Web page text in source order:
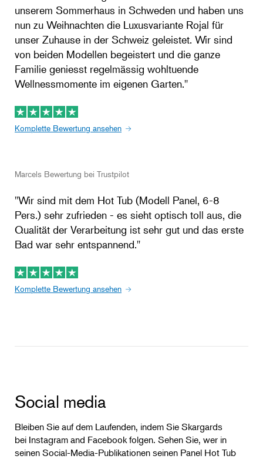
unserem Sommerhaus in Schweden und haben uns
nun zu Weihnachten die Luxusvariante Rojal für
unser Zuhause in der Schweiz geleistet. Wir sind
von beiden Modellen begeistert und die ganze
Familie geniesst regelmässig wohltuende
Wellnessmomente im eigenen Garten.''
Komplette Bewertung ansehen
Marcels Bewertung bei Trustpilot
''Wir sind mit dem Hot Tub (Modell Panel, 6-8
Pers.) sehr zufrieden - es sieht optisch toll aus, die
Qualität der Verarbeitung ist sehr gut und das erste
Bad war sehr entspannend.''
Komplette Bewertung ansehen
Social media
Bleiben Sie auf dem Laufenden, indem Sie Skargards
bei Instagram and Facebook folgen. Sehen Sie, wer in
seinen Social-Media-Publikationen seinen Panel Hot Tub